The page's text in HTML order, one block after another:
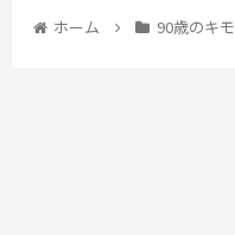
ホーム 90歳のキ